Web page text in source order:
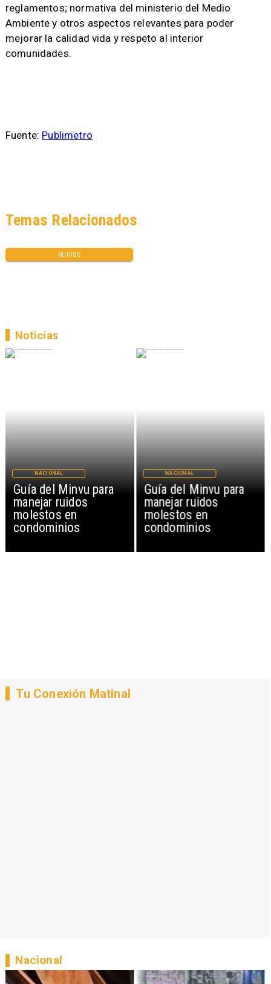
reglamentos; normativa del ministerio del Medio
Ambiente y otros aspectos relevantes para poder
mejorar la calidad vida y respeto al interior
comunidades.
Fuente: Publimetro
RUIDOS
Temas Relacionados
Guía del Minvu para
manejar ruidos
molestos en
condominios
NACIONAL
Guía del Minvu para
manejar ruidos
molestos en
condominios
NACIONAL
Noticias
Tu Conexión Matinal
Nacional